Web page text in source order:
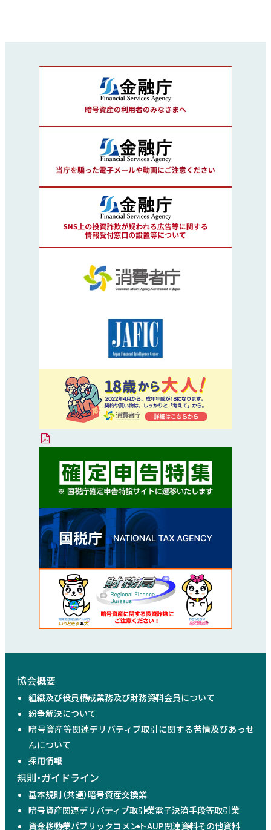
協会概要
組織及び役員構成業務及び財務資料会員について
紛争解決について
暗号資産等関連デリバティブ取引に関する苦情及びあっせ
んについて
採用情報
規則・ガイドライン
基本規則（共通）暗号資産交換業
暗号資産関連デリバティブ取引業電子決済手段等取引業
資金移動業パブリックコメントAUP関連資料その他資料